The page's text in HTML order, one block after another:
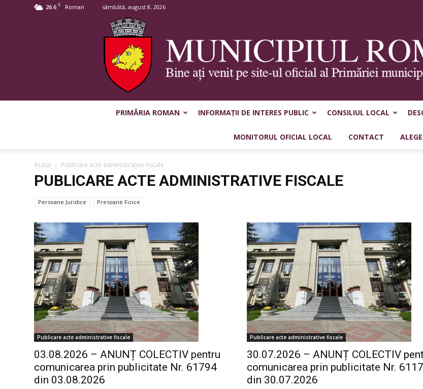
26.6 C Roman sâmbătă, august 8, 2026
Municipiul
PRIMĂRIA ROMAN INFORMAȚII DE INTERES PUBLIC CONSILIUL LOCAL
MONITORUL OFICIAL LOCAL CONTACT
Acasă Publicare acte administrative fiscale
PUBLICARE ACTE ADMINISTRATIVE FISCALE
Persoane Juridice Presoane Fizice
Publicare acte administrative fiscale
03.08.2026 – ANUNȚ COLECTIV pentru
comunicarea prin publicitate Nr. 61794
din 03.08.2026
Publicare acte administrative fiscale
30.07.2026 – ANUNȚ COLECTIV
comunicarea prin publicitate Nr.
din 30.07.2026